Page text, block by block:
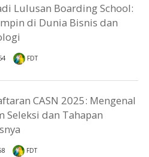
Lulusan Boarding School:
di Dunia Bisnis dan
FDT
CASN 2025: Mengenal
Seleksi dan Tahapan
FDT